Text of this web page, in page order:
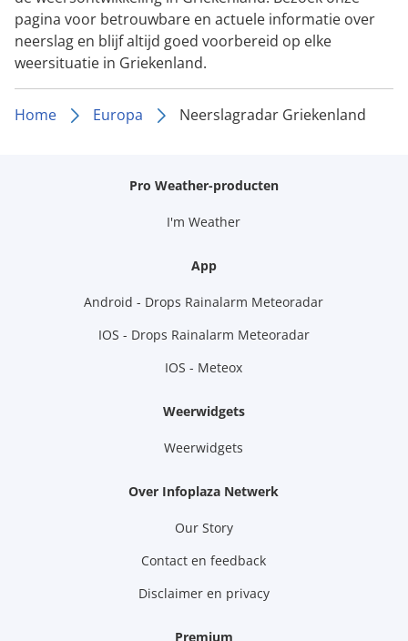
pagina voor betrouwbare en actuele informatie over
neerslag en blijf altijd goed voorbereid op elke
weersituatie in Griekenland.
Home Europa Neerslagradar Griekenland
Pro Weather-producten
I'm Weather
App
Android - Drops Rainalarm Meteoradar
IOS - Drops Rainalarm Meteoradar
IOS - Meteox
Weerwidgets
Weerwidgets
Over Infoplaza Netwerk
Our Story
Contact en feedback
Disclaimer en privacy
Premium